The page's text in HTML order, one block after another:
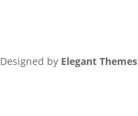
Designed by Elegant Themes